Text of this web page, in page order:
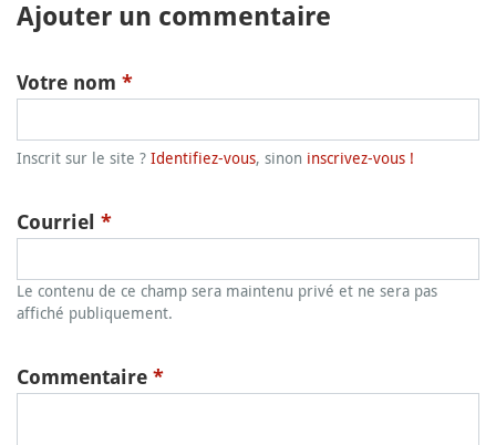
Ajouter un commentaire
Votre nom *
Inscrit sur le site ? Identifiez-vous, sinon inscrivez-vous !
Courriel *
Le contenu de ce champ sera maintenu privé et ne sera pas
affiché publiquement.
Commentaire *